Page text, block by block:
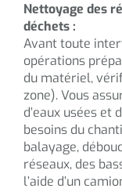
Nettoyage des
déchets :
Avant toute
opérations
du matériel,
zone). Vous
d’eaux usées et
besoins du
balayage,
réseaux, des
l’aide d’un